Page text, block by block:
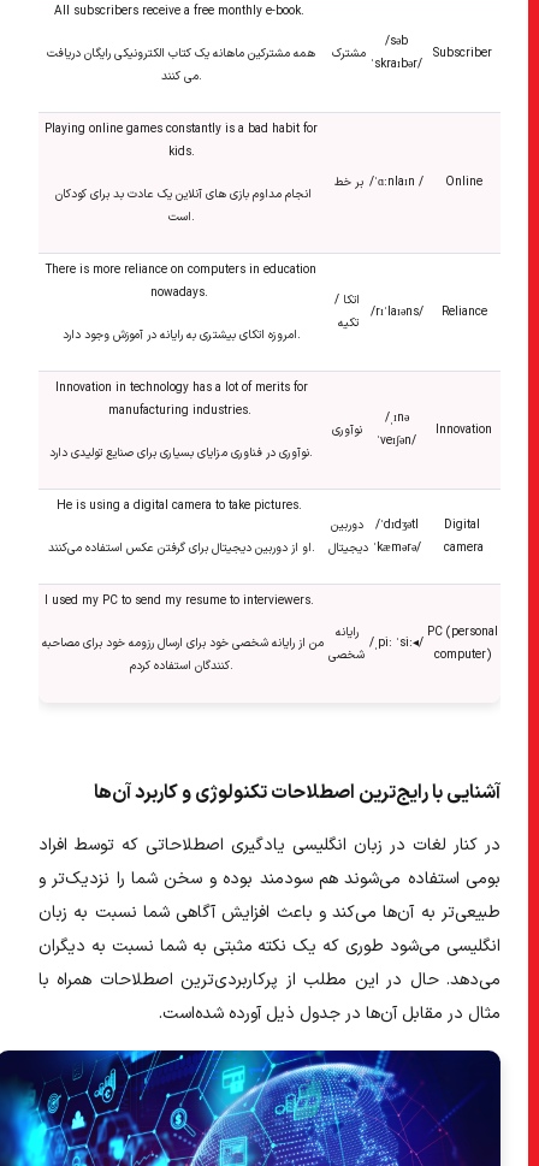
All subscribers receive a free monthly e-book.
همه مشترکین ماهانه یک کتاب الکترونیکی رایگان دریافت
مشترک
/səb
ˈskraɪbər/
Subscriber
Playing online games constantly is a bad habit for
kids.
انجام مداوم بازی های آنلاین یک عادت بد برای کودکان
بر خط /ˈɑːnlaɪn / Online
There is more reliance on computers in education
nowadays.
اتکا /
تکیه
/rɪˈlaɪəns/ Reliance
Innovation in technology has a lot of merits for
manufacturing industries.
نوآوری
/ˌɪnə
ˈveɪʃən/
Innovation
He is using a digital camera to take pictures.
دوربین
دیجیتال
/ˈdɪdʒətl
ˈkæmərə/
Digital
camera
I used my PC to send my resume to interviewers.
من از رایانه شخصی خود برای ارسال رزومه خود برای مصاحبه
رایانه
شخصی
/ˌpiː ˈsiː
PC (personal
computer)
آشنایی با رایج‌ترین اصطلاحات تکنولوژی و کاربرد آن‌ها
در کنار لغات در زبان انگلیسی یادگیری اصطلاحاتی که توسط افراد
بومی استفاده می‌شوند هم سودمند بوده و سخن شما را نزدیک‌تر و
طبیعی‌تر به آن‌ها می‌کند و باعث افزایش آگاهی شما نسبت به زبان
انگلیسی می‌شود طوری که یک نکته مثبتی به شما نسبت به دیگران
می‌دهد. حال در این مطلب از پرکاربردی‌ترین اصطلاحات همراه با
مثال در مقابل آن‌ها در جدول ذیل آورده شده‌است.